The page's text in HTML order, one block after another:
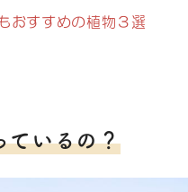
おすすめの植物３選
ているの？